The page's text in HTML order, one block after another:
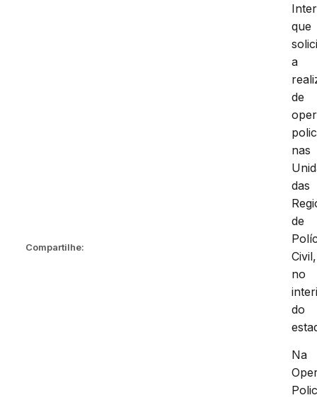
Compartilhe:
que
a
de
nas
das
de
Civil,
no
do
Na